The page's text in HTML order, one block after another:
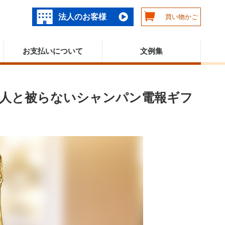
法人のお客様 買い物かご
お支払いについて 文例集
と被らないシャンパン電報ギフ